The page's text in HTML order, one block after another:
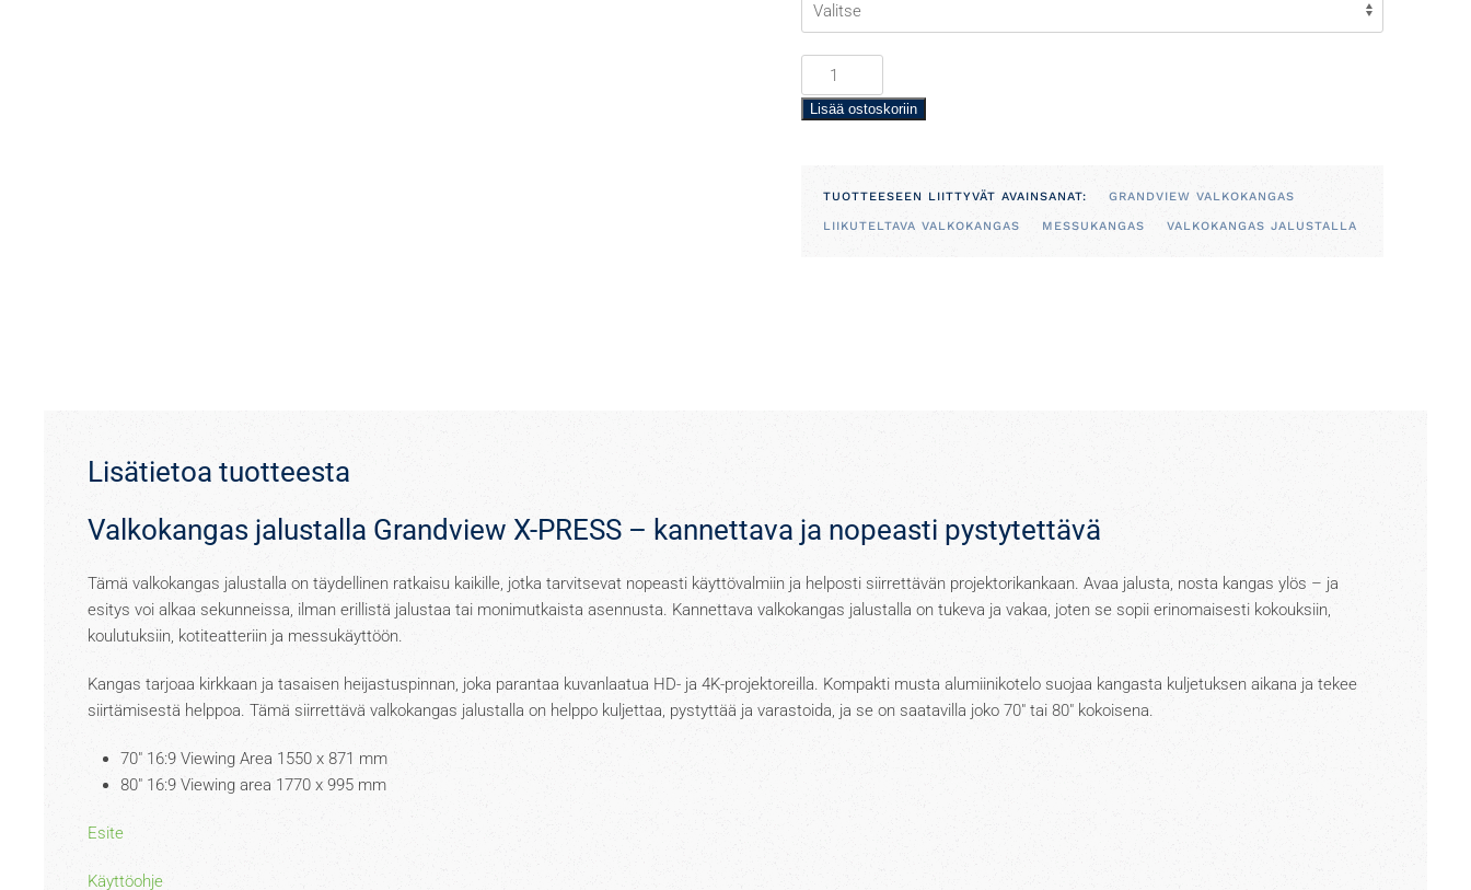
Kannettava
valkokangas
16:9
määrä
Lisää ostoskoriin
TUOTTEESEEN LIITTYVÄT AVAINSANAT: GRANDVIEW VALKOKANGAS
LIIKUTELTAVA VALKOKANGAS MESSUKANGAS VALKOKANGAS JALUSTALLA
Lisätietoa tuotteesta
Valkokangas jalustalla Grandview X-PRESS – kannettava ja nopeasti pystytettävä
Tämä valkokangas jalustalla on täydellinen ratkaisu kaikille, jotka tarvitsevat nopeasti käyttövalmiin ja helposti siirrettävän projektorikankaan. Avaa jalusta, nosta kangas ylös – ja
esitys voi alkaa sekunneissa, ilman erillistä jalustaa tai monimutkaista asennusta. Kannettava valkokangas jalustalla on tukeva ja vakaa, joten se sopii erinomaisesti kokouksiin,
koulutuksiin, kotiteatteriin ja messukäyttöön.
Kangas tarjoaa kirkkaan ja tasaisen heijastuspinnan, joka parantaa kuvanlaatua HD- ja 4K-projektoreilla. Kompakti musta alumiinikotelo suojaa kangasta kuljetuksen aikana ja tekee
siirtämisestä helppoa. Tämä siirrettävä valkokangas jalustalla on helppo kuljettaa, pystyttää ja varastoida, ja se on saatavilla joko 70" tai 80" kokoisena.
70" 16:9 Viewing Area 1550 x 871 mm
80" 16:9 Viewing area 1770 x 995 mm
Esite
Käyttöohje